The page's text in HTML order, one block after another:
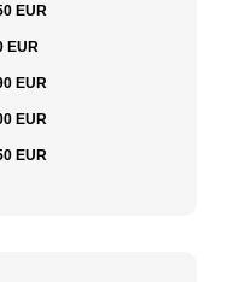
EUR
EUR
EUR
EUR
EUR